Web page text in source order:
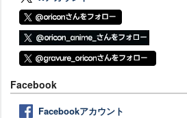
Facebook
Facebookアカウント